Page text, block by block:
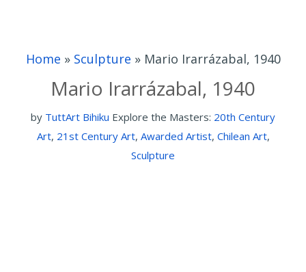
Home » Sculpture » Mario Irarrázabal, 1940
Mario Irarrázabal, 1940
by TuttArt Bihiku Explore the Masters: 20th Century
Art, 21st Century Art, Awarded Artist, Chilean Art,
Sculpture